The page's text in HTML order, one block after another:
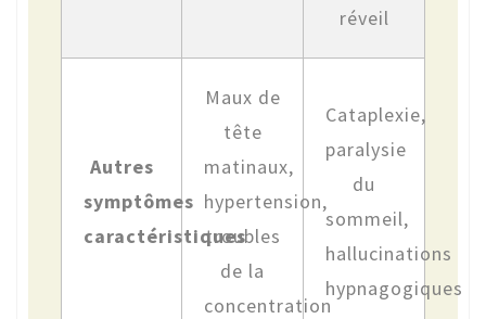
réveil
Autres
symptômes
caractéristiques
Maux de
tête
matinaux,
hypertension,
troubles
de la
concentration
Cataplexie,
paralysie
du
sommeil,
hallucinations
hypnagogiques